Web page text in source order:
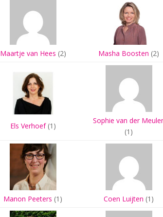
Maartje van Hees (2) Masha Boosten (2)
Els Verhoef(1)
Sophie van der
(1)
Manon Peeters (1) Coen Luijten (1)